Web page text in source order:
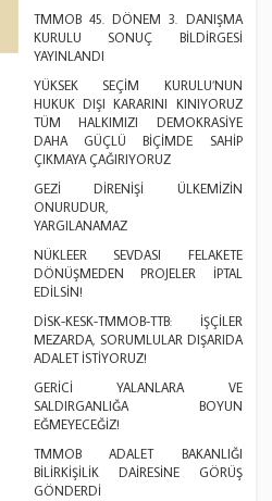
TMMOB 45. DÖNEM 3. DANIŞMA
KURULU SONUÇ BİLDİRGESİ
YAYINLANDI
YÜKSEK SEÇİM KURULU’NUN
HUKUK DIŞI KARARINI KINIYORUZ
TÜM HALKIMIZI DEMOKRASİYE
DAHA GÜÇLÜ BİÇİMDE SAHİP
ÇIKMAYA ÇAĞIRIYORUZ
GEZİ DİRENİŞİ ÜLKEMİZİN
ONURUDUR,
NÜKLEER SEVDASI FELAKETE
DÖNÜŞMEDEN PROJELER İPTAL
EDİLSİN!
DİSK-KESK-TMMOB-TTB: İŞÇİLER
MEZARDA, SORUMLULAR DIŞARIDA
ADALET İSTİYORUZ!
GERİCİ YALANLARA VE
SALDIRGANLIĞA BOYUN
EĞMEYECEĞİZ!
TMMOB ADALET BAKANLIĞI
BİLİRKİŞİLİK DAİRESİNE GÖRÜŞ
GÖNDERDİ